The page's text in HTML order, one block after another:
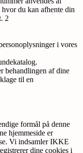
du kan afhente din
2
i vores
behandlingen af dine
til en
formål på denne
hjemmeside er
Vi indsamler IKKE
dine cookies i